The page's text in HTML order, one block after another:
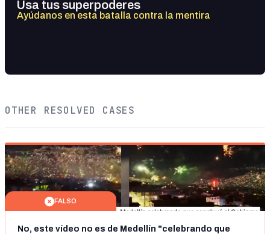
Usa tus superpoderes
Ayúdanos en esta batalla contra la mentira
OTHER RESOLVED CASES
FALSO
No, este vídeo no es de Medellín "celebrando que